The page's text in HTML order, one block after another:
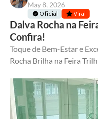
May 8, 2026
Oficial Viral
Dalva Rocha na
Confira!
Toque de Bem-Estar e
Rocha Brilha na Feira